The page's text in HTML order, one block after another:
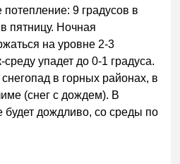
потепление: 9 градусов в
пятницу. Ночная
на уровне 2-3
среду упадет до 0-1 градуса.
в горных районах, в
(снег с дождем). В
будет дождливо, со среды по